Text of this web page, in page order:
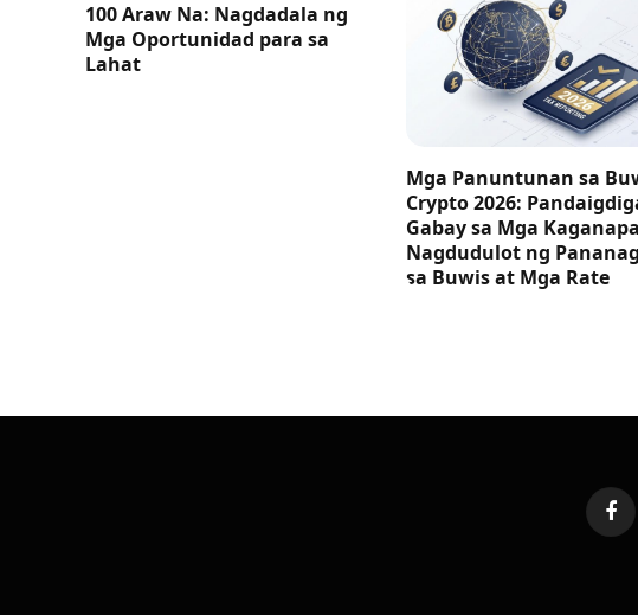
100 Araw Na: Nagdadala ng
Mga Oportunidad para sa
Lahat
Mga Panuntunan sa
Crypto 2026:
Gabay sa Mga
Nagdudulot ng
sa Buwis at Mga Rate